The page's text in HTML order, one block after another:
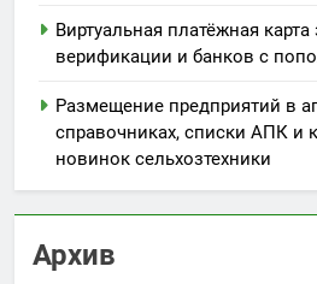
Виртуальная платёжная карта
верификации и банков с
Размещение предприятий в
справочниках, списки АПК и
новинок сельхозтехники
Архив